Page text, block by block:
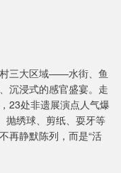
三大区域——水街、鱼
沉浸式的感官盛宴。走
23处非遗展演点人气爆
抛绣球、剪纸、耍牙等
再静默陈列，而是“活